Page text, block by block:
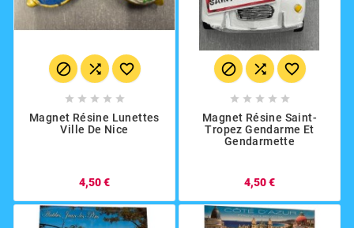
  
    
Magnet Résine Lunettes
Ville De Nice
4,50 €
  
    
Magnet Résine Saint-
Tropez Gendarme Et
Gendarmette
4,50 €